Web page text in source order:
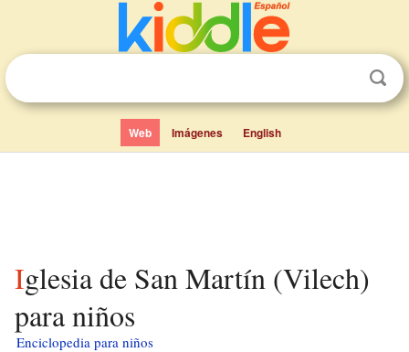
Web Imágenes English
Iglesia de San Martín (Vilech)
para niños
Enciclopedia para niños